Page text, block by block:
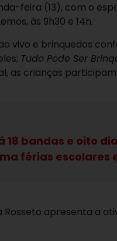
feira (13), com o
às 9h30 e 14h.
vivo e brinquedos
Tudo Pode Ser
as crianças
bandas e oito
férias escolares
Rosseto apresenta a